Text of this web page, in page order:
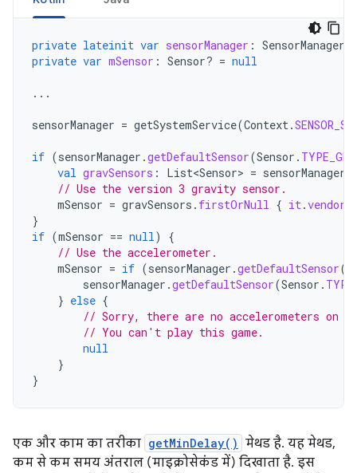
private lateinit var sensorManager : SensorManager
private var mSensor : Sensor? = null
...
sensorManager = getSystemService(Context.
if (sensorManager .getDefaultSensor(Sensor .
val gravSensors : List<Sensor> = sensorManager
// Use the version 3 gravity sensor.
mSensor = gravSensors . firstOrNull { it.vendor
}
if (mSensor == null)
{
// Use the accelerometer.
mSensor = if (sensorManager .getDefaultSensor(
sensorManager .getDefaultSensor(Sensor .
} else {
// Sorry, there are no accelerometers on
// You can't play this game.
null
}
}
एक और काम का तरीका getMinDelay() मेथड है. यह मेथड,
कम से कम समय अंतराल (माइक्रोसेकंड में) दिखाता है. इस